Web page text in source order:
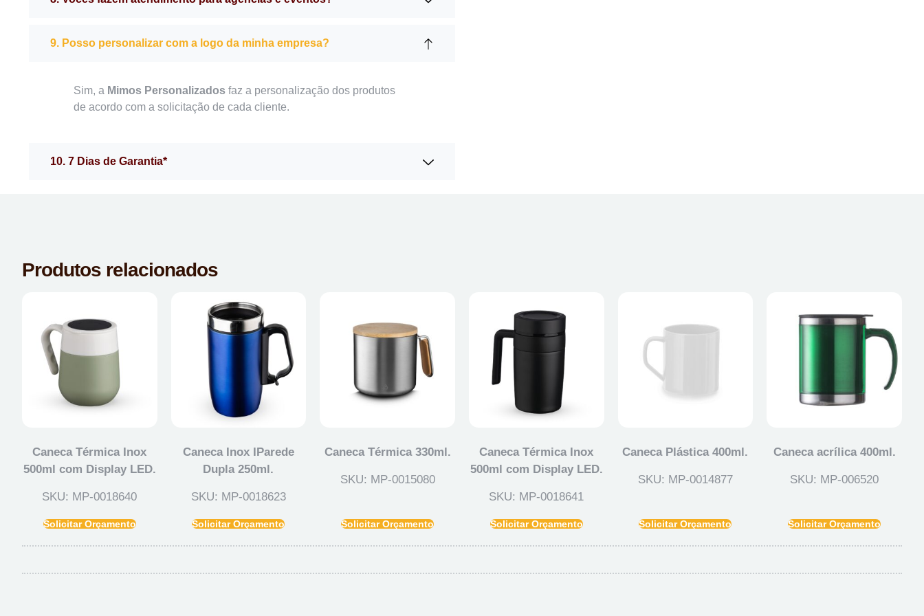
9. Posso personalizar com a logo da minha empresa?
Sim, a Mimos Personalizados faz a personalização dos produtos
de acordo com a solicitação de cada cliente.
10. 7 Dias de Garantia*
Produtos relacionados
Caneca Térmica Inox
500ml com Display LED.
SKU: MP-0018640
Solicitar Orçamento
Caneca Inox IParede
Dupla 250ml.
SKU: MP-0018623
Solicitar Orçamento
Caneca Térmica 330ml.
SKU: MP-0015080
Solicitar Orçamento
Caneca Térmica Inox
500ml com Display LED.
SKU: MP-0018641
Solicitar Orçamento
Caneca Plástica 400ml.
SKU: MP-0014877
Solicitar Orçamento
Caneca acrílica 400ml.
SKU: MP-006520
Solicitar Orçamento